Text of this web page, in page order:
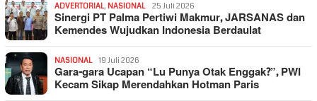
ADVERTORIAL, NASIONAL 25 Juli 2026
Sinergi PT Palma Pertiwi Makmur, JARSANAS dan
Kemendes Wujudkan Indonesia Berdaulat
NASIONAL 19 Juli 2026
Gara-gara Ucapan “Lu Punya Otak Enggak?”, PWI
Kecam Sikap Merendahkan Hotman Paris